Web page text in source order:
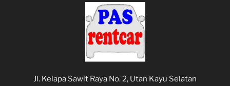
Jl. Kelapa Sawit Raya No. 2, Utan Kayu Selatan